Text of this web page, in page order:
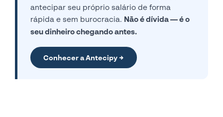
antecipar seu próprio salário de forma
rápida e sem burocracia. Não é dívida — é o
seu dinheiro chegando antes.
Conhecer a Antecipy →